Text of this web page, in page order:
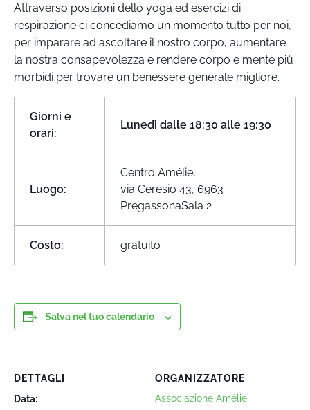
Attraverso posizioni dello yoga ed esercizi di
respirazione ci concediamo un momento tutto per noi,
per imparare ad ascoltare il nostro corpo, aumentare
la nostra consapevolezza e rendere corpo e mente più
morbidi per trovare un benessere generale migliore.
Giorni e
orari:
Lunedì dalle 18:30 alle 19:30
Luogo:
Centro Amélie,
via Ceresio 43, 6963
PregassonaSala 2
Costo: gratuito
Salva nel tuo calendario
DETTAGLI
Data:
ORGANIZZATORE
Associazione Amélie